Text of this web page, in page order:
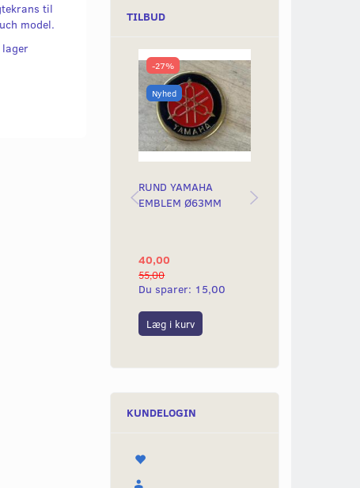
til
model.
TILBUD
-27%
Nyhed
RUND YAMAHA
EMBLEM Ø63MM
40,00
55,00
Du sparer: 15,00
Læg i kurv
KUNDELOGIN